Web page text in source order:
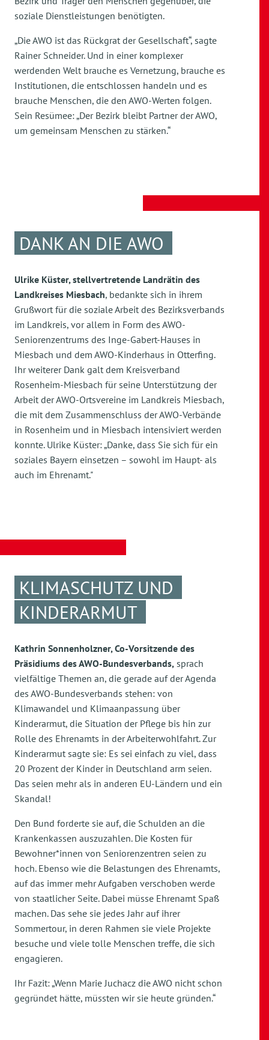
soziale Dienstleistungen benötigten.
„Die AWO ist das Rückgrat der Gesellschaft“, sagte
Rainer Schneider. Und in einer komplexer
werdenden Welt brauche es Vernetzung, brauche es
Institutionen, die entschlossen handeln und es
brauche Menschen, die den AWO-Werten folgen.
Sein Resümee: „Der Bezirk bleibt Partner der AWO,
um gemeinsam Menschen zu stärken.“
DANK AN DIE AWO
Ulrike Küster, stellvertretende Landrätin des
Landkreises Miesbach, bedankte sich in ihrem
Grußwort für die soziale Arbeit des Bezirksverbands
im Landkreis, vor allem in Form des AWO-
Seniorenzentrums des Inge-Gabert-Hauses in
Miesbach und dem AWO-Kinderhaus in Otterfing.
Ihr weiterer Dank galt dem Kreisverband
Rosenheim-Miesbach für seine Unterstützung der
Arbeit der AWO-Ortsvereine im Landkreis Miesbach,
die mit dem Zusammenschluss der AWO-Verbände
in Rosenheim und in Miesbach intensiviert werden
konnte. Ulrike Küster: „Danke, dass Sie sich für ein
soziales Bayern einsetzen – sowohl im Haupt- als
auch im Ehrenamt."
KLIMASCHUTZ UND
KINDERARMUT
Kathrin Sonnenholzner, Co-Vorsitzende des
Präsidiums des AWO-Bundesverbands, sprach
vielfältige Themen an, die gerade auf der Agenda
des AWO-Bundesverbands stehen: von
Klimawandel und Klimaanpassung über
Kinderarmut, die Situation der Pflege bis hin zur
Rolle des Ehrenamts in der Arbeiterwohlfahrt. Zur
Kinderarmut sagte sie: Es sei einfach zu viel, dass
20 Prozent der Kinder in Deutschland arm seien.
Das seien mehr als in anderen EU-Ländern und ein
Skandal!
Den Bund forderte sie auf, die Schulden an die
Krankenkassen auszuzahlen. Die Kosten für
Bewohner*innen von Seniorenzentren seien zu
hoch. Ebenso wie die Belastungen des Ehrenamts,
auf das immer mehr Aufgaben verschoben werde
von staatlicher Seite. Dabei müsse Ehrenamt Spaß
machen. Das sehe sie jedes Jahr auf ihrer
Sommertour, in deren Rahmen sie viele Projekte
besuche und viele tolle Menschen treffe, die sich
engagieren.
Ihr Fazit: „Wenn Marie Juchacz die AWO nicht schon
gegründet hätte, müssten wir sie heute gründen.“